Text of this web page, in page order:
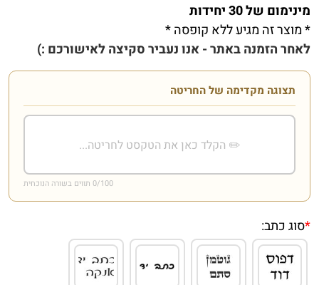
מינימום של 30 יחידות
* מוצר זה מגיע ללא קופסה *
לאחר הזמנה באתר - אנו נעביר סקיצה לאישורכם :)
תצוגה מקדימה של החריטה
0/100 תווים בשורה הנוכחית
*סוג כתב: